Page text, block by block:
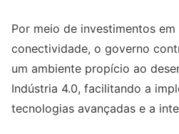
Por meio de investimentos
conectividade, o governo
um ambiente propício ao
Indústria 4.0, facilitando a
tecnologias avançadas e a